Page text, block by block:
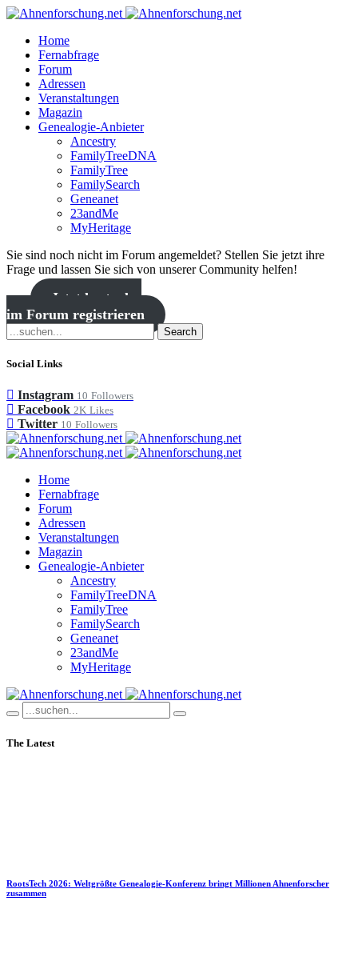
Home
Fernabfrage
Forum
Adressen
Veranstaltungen
Magazin
Genealogie-Anbieter
Ancestry
FamilyTreeDNA
FamilyTree
FamilySearch
Geneanet
23andMe
MyHeritage
Sie sind noch nicht im Forum angemeldet? Stellen Sie jetzt ihre
Frage und lassen Sie sich von unserer Community helfen!
Jetzt kostenlos
im Forum registrieren
Search
Social Links
Instagram 10 Followers
Facebook 2K Likes
Twitter 10 Followers
Home
Fernabfrage
Forum
Adressen
Veranstaltungen
Magazin
Genealogie-Anbieter
Ancestry
FamilyTreeDNA
FamilyTree
FamilySearch
Geneanet
23andMe
MyHeritage
The Latest
RootsTech 2026: Weltgrößte Genealogie-Konferenz bringt Millionen Ahnenforscher
zusammen